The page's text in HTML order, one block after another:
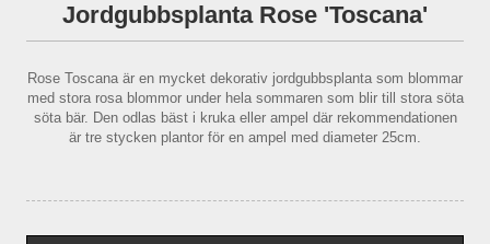
Jordgubbsplanta Rose 'Toscana'
Rose Toscana är en mycket dekorativ jordgubbsplanta som blommar
med stora rosa blommor under hela sommaren som blir till stora söta
söta bär. Den odlas bäst i kruka eller ampel där rekommendationen
är tre stycken plantor för en ampel med diameter 25cm.